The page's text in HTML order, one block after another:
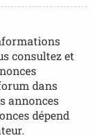
consultez et
dans
annonces
dépend